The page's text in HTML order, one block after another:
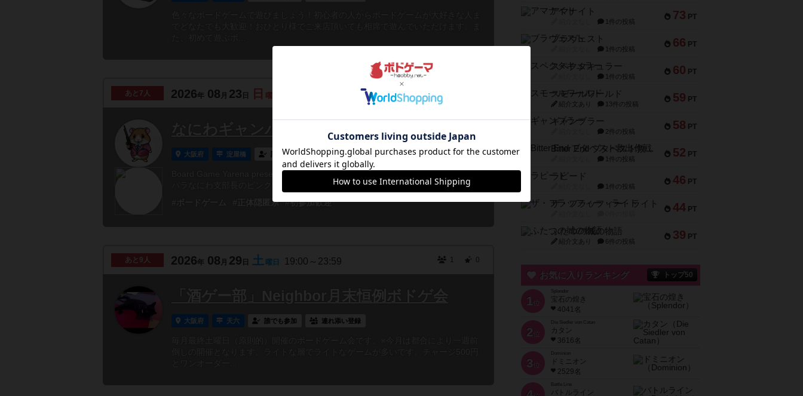
あと 7人 2026年 08 月 23 日 曜日
なにわギャンパラ会SS Aug. 2026
大阪府 淀屋橋 誰でも参加
Board Game Yarena presentsなにわギャンパラ会SS Aug. 2026BGY会長*／ギャン
パラなにわ支部長のピンクダガーと申します。今回はギ...
#ボードゲーム
#正体隠匿系 #初参加歓迎
あと 9人 2026年 08 月 29 土 曜日 19:00～23:59 1 0
「酒ゲー部」Neighbor月末恒例ボドゲ会
大阪府 天六 誰でも参加 連れ添い登録
73 PT
アマナイト
1件の投稿
66 PT
ブラヴェスト
1件の投稿
60 PT
スペクタキュラー
1件の投稿
59 PT
スモールワールド
紹介文あり 13件の投稿
58 PT
ギャンブラー
2件の投稿
52 PT
Bitter End ブタペスト救出作戦
1件の投稿
46 PT
ラピード
1件の投稿
44 PT
ザ・フラッフィー・ライト
39 PT
ふたつの城の物語
紹介文あり 6件の投稿
お気に入りランキング トップ50
1 位
宝石の煌き
4041名
2 位
Die Siedler von Catan
カタン
3616名
3 位
ドミニオン
2529名
Battle Line
バトルライン